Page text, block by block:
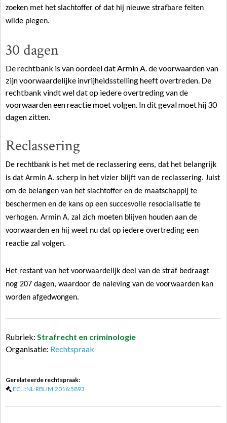
zoeken met het slachtoffer of dat hij nieuwe strafbare feiten
wilde plegen.
30 dagen
De rechtbank is van oordeel dat Armin A. de voorwaarden van
zijn voorwaardelijke invrijheidsstelling heeft overtreden. De
rechtbank vindt wel dat op iedereovertredingvan de
voorwaarden een reactie moet volgen. In dit geval moet hij 30
dagen zitten.
Reclassering
De rechtbank is het met de reclassering eens, dat het belangrijk
is dat Armin A. scherp in het vizier blijft van de reclassering. Juist
om de belangen van het slachtoffer en de maatschappij te
beschermen en de kans op een succesvolle resocialisatie te
verhogen. Armin A. zal zich moeten blijven houden aan de
voorwaarden en hij weet nu dat op iedere overtreding een
reactie zal volgen.
Het restant van het voorwaardelijk deel van de straf bedraagt
nog 207 dagen, waardoor de naleving van de voorwaarden kan
worden afgedwongen.
Rubriek: Strafrecht en criminologie
Organisatie: Rechtspraak
Gerelateerde rechtspraak:
ECLI:NL:RBLIM:2016:5893